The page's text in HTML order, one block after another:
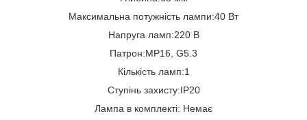
Максимальна потужність лампи:40 Вт
Напруга ламп:220 В
Патрон:МР16, G5.3
Кількість ламп:1
Ступінь захисту:IP20
Лампа в комплекті: Немає